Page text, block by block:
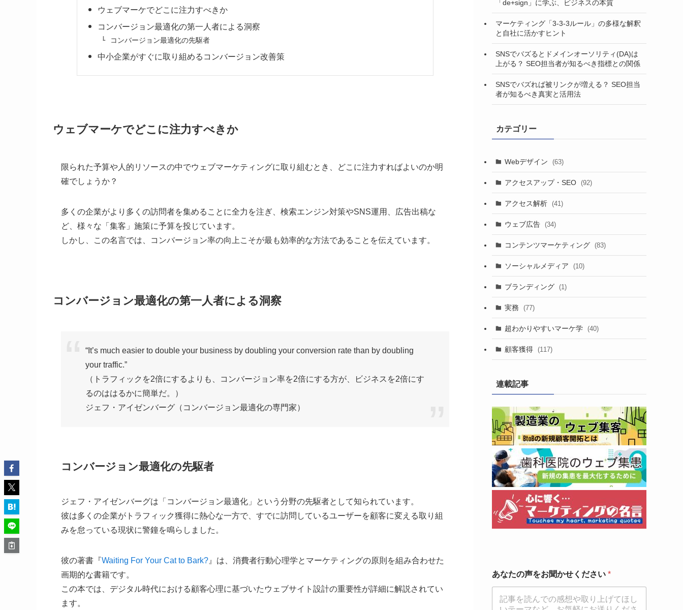
ウェブマーケでどこに注力すべきか
コンバージョン最適化の第一人者による洞察
コンバージョン最適化の先駆者
中小企業がすぐに取り組めるコンバージョン改善策
ウェブマーケでどこに注力すべきか
限られた予算や人的リソースの中でウェブマーケティングに取り組むとき、どこに注力すればよいのか明
確でしょうか？
多くの企業がより多くの訪問者を集めることに全力を注ぎ、検索エンジン対策やSNS運用、広告出稿な
ど、様々な「集客」施策に予算を投じています。
しかし、この名言では、コンバージョン率の向上こそが最も効率的な方法であることを伝えています。
コンバージョン最適化の第一人者による洞察
“It’s much easier to double your business by doubling your conversion rate than by doubling
your traffic.”
（トラフィックを2倍にするよりも、コンバージョン率を2倍にする方が、ビジネスを2倍にす
るのははるかに簡単だ。）
ジェフ・アイゼンバーグ（コンバージョン最適化の専門家）
コンバージョン最適化の先駆者
ジェフ・アイゼンバーグは「コンバージョン最適化」という分野の先駆者として知られています。
彼は多くの企業がトラフィック獲得に熱心な一方で、すでに訪問しているユーザーを顧客に変える取り組
みを怠っている現状に警鐘を鳴らしました。
彼の著書『Waiting For Your Cat to Bark? 』は、消費者行動心理学とマーケティングの原則を組み合わせた
画期的な書籍です。
この本では、デジタル時代における顧客心理に基づいたウェブサイト設計の重要性が詳細に解説されてい
ます。
「de+sign」に学ぶ、ビジネスの本質
マーケティング「3-3-3ルール」の多様な解釈
と自社に活かすヒント
SNSでバズるとドメインオーソリティ(DA)は
上がる？ SEO担当者が知るべき指標との関係
SNSでバズれば被リンクが増える？ SEO担当
者が知るべき真実と活用法
カテゴリー
Webデザイン (63)
アクセスアップ・SEO (92)
アクセス解析 (41)
ウェブ広告 (34)
コンテンツマーケティング (83)
ソーシャルメディア (10)
ブランディング (1)
実務 (77)
超わかりやすいマーケ学 (40)
顧客獲得 (117)
連載記事
な
た
の
声
あなたの声をお聞かせください *